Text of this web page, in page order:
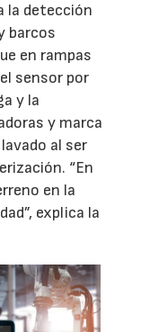
la detección
barcos
en rampas
sensor por
y la
y marca
al ser
“En
en la
explica la